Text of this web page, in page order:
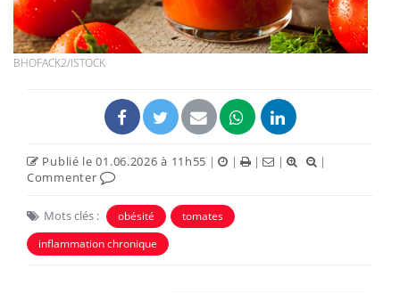
BHOFACK2/ISTOCK
Publié le 01.06.2026 à 11h55 | | | |
|
Commenter
Mots clés : obésité
tomates
inflammation chronique